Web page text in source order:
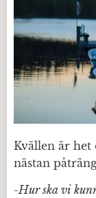
Kvällen är
nästan
-Hur ska vi